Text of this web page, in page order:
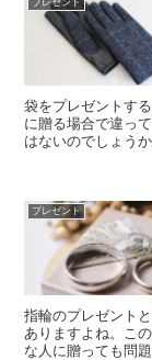
袋をプレゼントす
に贈る場合で違っ
はないのでしょう
プレゼント
指輪のプレゼント
ありますよね。こ
な人に贈っても問